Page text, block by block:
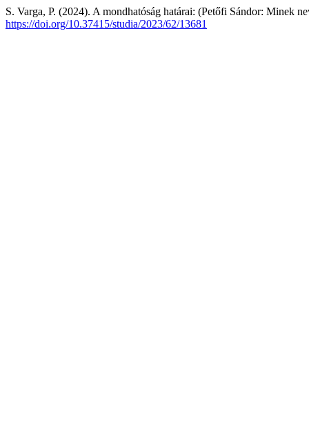
S. Varga, P. (2024). A mondhatóság határai: (Petőfi Sándor: Minek
https://doi.org/10.37415/studia/2023/62/13681